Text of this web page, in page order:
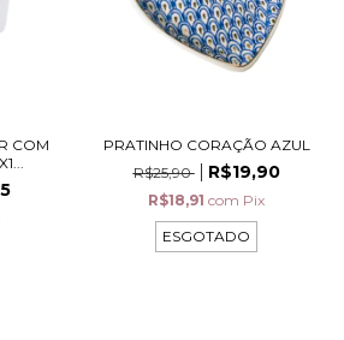
COM
PRATINHO CORAÇÃO AZUL
R$25,90
R$19,90
R$18,91 com Pix
ESGOTADO